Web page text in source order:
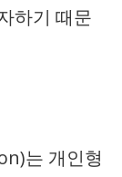
하기 때문
는 개인형